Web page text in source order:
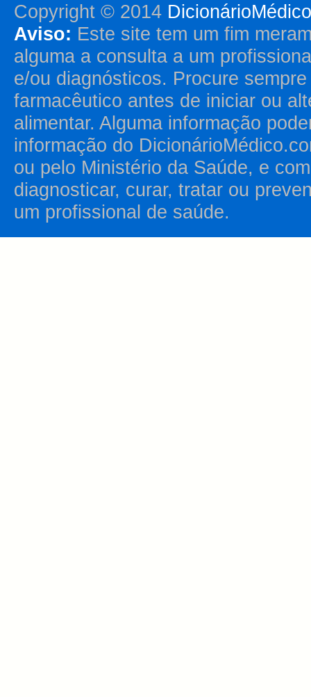
Copyright © 2014
Aviso: Este site tem um fim
alguma a consulta a um
e/ou diagnósticos. Procure
farmacêutico antes de iniciar ou
alimentar. Alguma informação
informação do
ou pelo Ministério da Saúde, e
diagnosticar, curar, tratar ou
um profissional de saúde.